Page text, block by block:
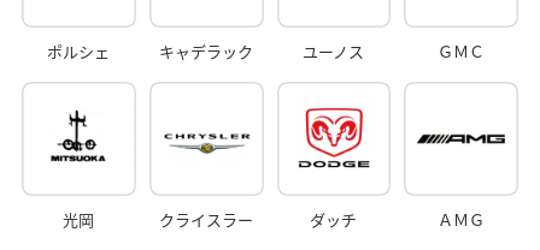
ポルシェ キャデラック ユーノス ＧＭＣ
光岡 クライスラー ダッチ ＡＭＧ